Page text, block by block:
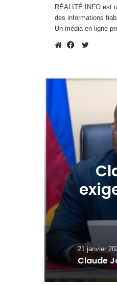
RÉALITÉ INFO est
des informations
Un média en ligne
21 janvier